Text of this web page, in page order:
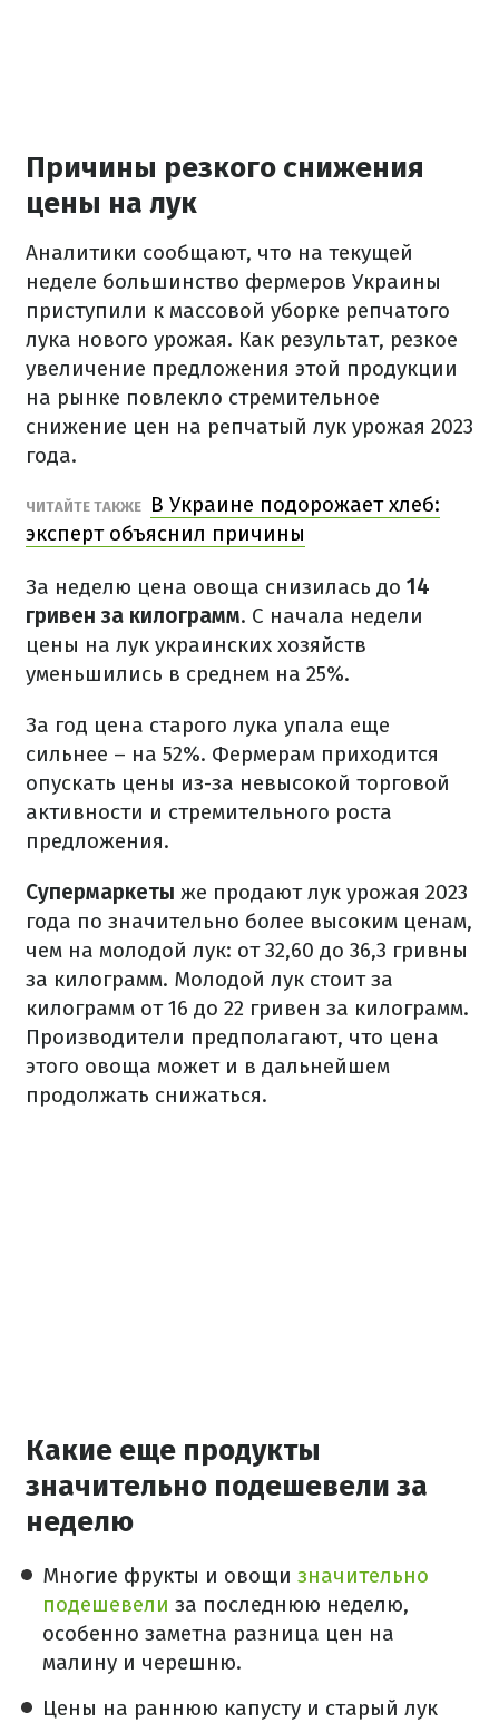
Причины резкого снижения
цены на лук
Аналитики сообщают, что на текущей
неделе большинство фермеров Украины
приступили к массовой уборке репчатого
лука нового урожая. Как результат, резкое
увеличение предложения этой продукции
на рынке повлекло стремительное
снижение цен на репчатый лук урожая 2023
года.
ЧИТАЙТЕ ТАКЖЕ
В Украине подорожает хлеб:
эксперт объяснил причины
За неделю цена овоща снизилась до 14
гривен за килограмм. С начала недели
цены на лук украинских хозяйств
уменьшились в среднем на 25%.
За год цена старого лука упала еще
сильнее – на 52%. Фермерам приходится
опускать цены из-за невысокой торговой
активности и стремительного роста
предложения.
Супермаркеты же продают лук урожая 2023
года по значительно более высоким ценам,
чем на молодой лук: от 32,60 до 36,3 гривны
за килограмм. Молодой лук стоит за
килограмм от 16 до 22 гривен за килограмм.
Производители предполагают, что цена
этого овоща может и в дальнейшем
продолжать снижаться.
Какие еще продукты
значительно подешевели за
неделю
Многие фрукты и овощи значительно
подешевели за последнюю неделю,
особенно заметна разница цен на
малину и черешню.
Цены на раннюю капусту и старый лук